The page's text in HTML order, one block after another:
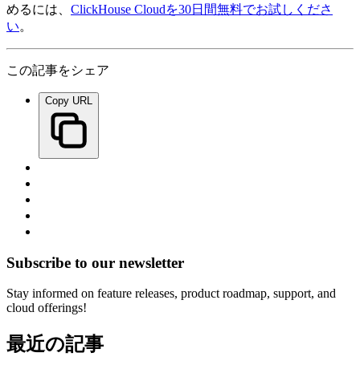
めるには、 ClickHouse Cloudを30日間無料でお試しくださ
い。
この記事をシェア
Copy URL
Subscribe to our newsletter
Stay informed on feature releases, product roadmap, support, and
cloud offerings!
最近の記事